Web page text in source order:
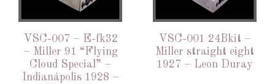
VSC-007 – E-fk32
– Miller 91 “Flying
Cloud Special” –
Indianápolis 1928 –
VSC-001 24Bkit –
Miller straight eight
1927 – Leon Duray